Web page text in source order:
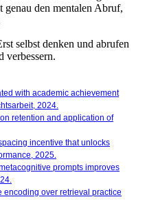
genau den mentalen Abruf,
selbst denken und abrufen
verbessern.
with academic achievement
2024.
retention and application of
incentive that unlocks
2025.
prompts improves
encoding over retrieval practice